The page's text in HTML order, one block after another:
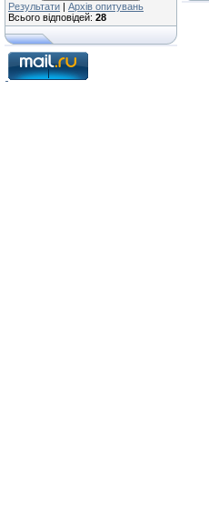
Результати | Архів опитувань
Всього відповідей: 28